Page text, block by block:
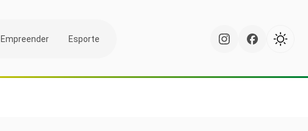
Empreender Esporte